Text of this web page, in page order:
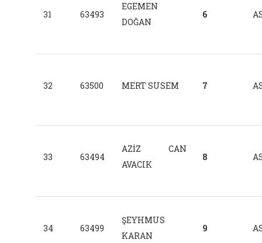
31 63493
EGEMEN
DOĞAN
6
32 63500 MERT SUSEM 7
33 63494
AZİZ CAN
AVACIK
8
34 63499
ŞEYHMUS
KARAN
9